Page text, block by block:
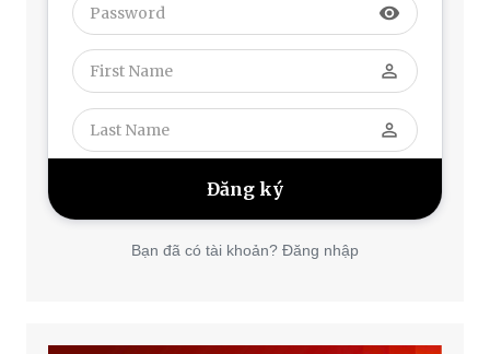
visibility
perm_identity
perm_identity
Bạn đã có tài khoản? Đăng nhập